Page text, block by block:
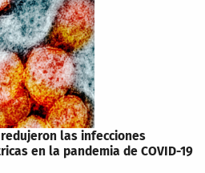
las infecciones
en la pandemia de COVID-19